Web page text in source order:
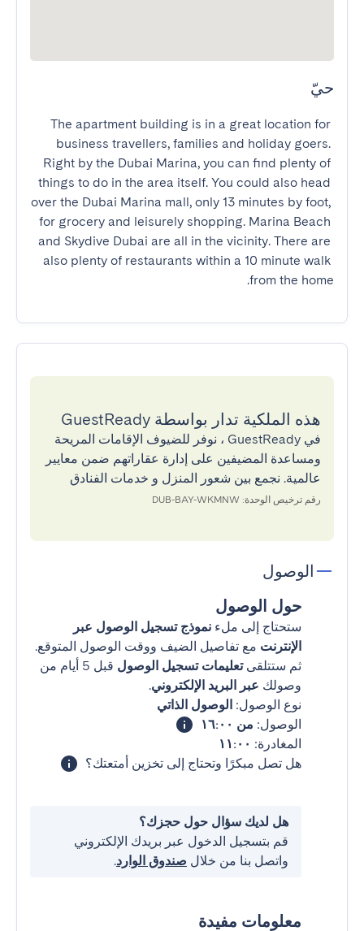
حيّ
The apartment building is in a great location for
business travellers, families and holiday goers.
Right by the Dubai Marina, you can find plenty of
things to do in the area itself. You could also head
over the Dubai Marina mall, only 13 minutes by foot,
for grocery and leisurely shopping. Marina Beach
and Skydive Dubai are all in the vicinity. There are
also plenty of restaurants within a 10 minute walk
from the home.
هذه الملكية تدار بواسطة GuestReady
في GuestReady ، نوفر للضيوف الإقامات المريحة
ومساعدة المضيفين على إدارة عقاراتهم ضمن معايير
عالمية. نجمع بين شعور المنزل و خدمات الفنادق
رقم ترخيص الوحدة: DUB-BAY-WKMNW
الوصول
حول الوصول
ستحتاج إلى ملء نموذج تسجيل الوصول عبر
الإنترنت مع تفاصيل الضيف ووقت الوصول المتوقع.
ثم ستتلقىتعليمات تسجيل الوصول
قبل 5 أيام من
وصولك عبر البريد الإلكتروني.
نوع الوصول: الوصول الذاتي
الوصول: من ١٦:٠٠
المغادرة: ١١:٠٠
هل تصل مبكرًا وتحتاج إلى تخزين أمتعتك؟
هل لديك سؤال حول حجزك؟
قم بتسجيل الدخول عبر بريدك الإلكتروني
واتصل بنا من خلال صندوق الوارد.
معلومات مفيدة